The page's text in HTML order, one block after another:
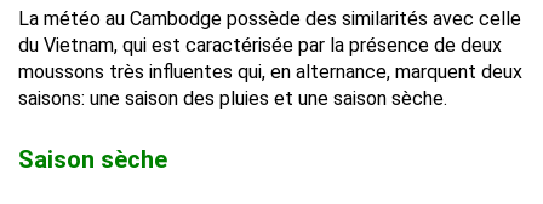
La météo au Cambodge possède des similarités avec celle
du Vietnam, qui est caractérisée par la présence de deux
moussons très influentes qui, en alternance, marquent deux
saisons: une saison des pluies et une saison sèche.
Saison sèche